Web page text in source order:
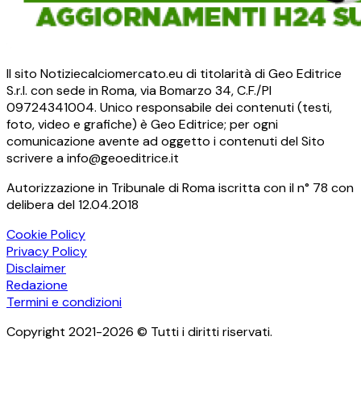
Il sito Notiziecalciomercato.eu di titolarità di Geo Editrice
S.r.l. con sede in Roma, via Bomarzo 34, C.F./PI
09724341004. Unico responsabile dei contenuti (testi,
foto, video e grafiche) è Geo Editrice; per ogni
comunicazione avente ad oggetto i contenuti del Sito
scrivere a info@geoeditrice.it
Autorizzazione in Tribunale di Roma iscritta con il n° 78 con
delibera del 12.04.2018
Cookie Policy
Privacy Policy
Disclaimer
Redazione
Termini e condizioni
Copyright 2021-2026 © Tutti i diritti riservati.